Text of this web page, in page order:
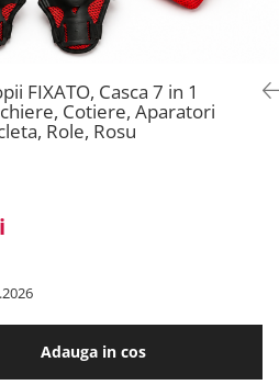
FIXATO, Casca 7 in 1
Cotiere, Aparatori
Role, Rosu
Adauga in cos